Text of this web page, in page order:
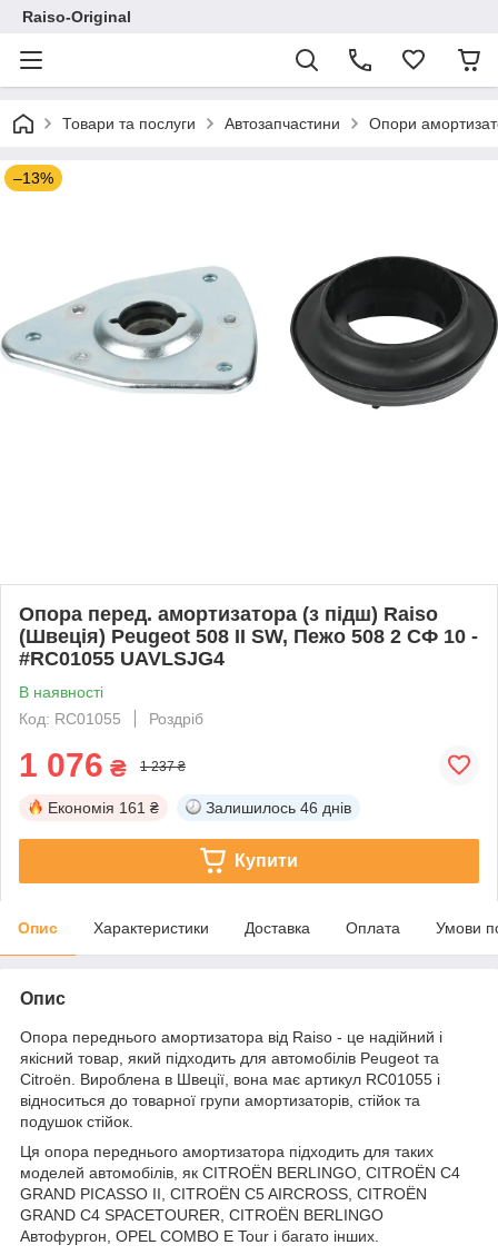
Raiso-Original
Товари та послуги Автозапчастини Опори
–13%
Опора перед. амортизатора (з підш) Raiso
(Швеція) Peugeot 508 II SW, Пежо 508 2 СФ 10 -
#RC01055 UAVLSJG4
В наявності
Код: RC01055
Роздріб
1 076 ₴ 1 237 ₴
Економія 161 ₴ Залишилось 46 днів
Купити
Опис Характеристики Доставка Оплата Умови
Опис
Опора переднього амортизатора від Raiso - це надійний і
якісний товар, який підходить для автомобілів Peugeot та
Citroën. Вироблена в Швеції, вона має артикул RC01055 і
відноситься до товарної групи амортизаторів, стійок та
подушок стійок.
Ця опора переднього амортизатора підходить для таких
моделей автомобілів, як CITROËN BERLINGO, CITROËN C4
GRAND PICASSO II, CITROËN C5 AIRCROSS, CITROËN
GRAND C4 SPACETOURER, CITROËN BERLINGO
Автофургон, OPEL COMBO E Tour і багато інших.